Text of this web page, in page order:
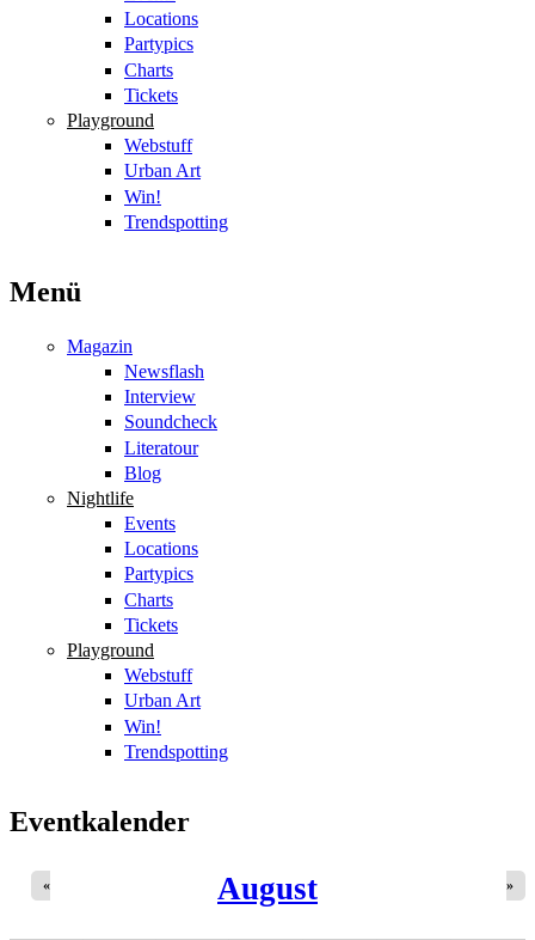
Locations
Partypics
Charts
Tickets
Playground
Webstuff
Urban Art
Win!
Trendspotting
Menü
Magazin
Newsflash
Interview
Soundcheck
Literatour
Blog
Nightlife
Events
Locations
Partypics
Charts
Tickets
Playground
Webstuff
Urban Art
Win!
Trendspotting
Eventkalender
August
« »